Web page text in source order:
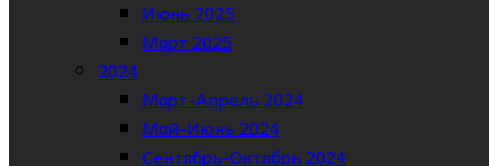
Июнь 2025
Март 2025
2024
Март-Апрель 2024
Май-Июнь 2024
Сентябрь-Октябрь 2024